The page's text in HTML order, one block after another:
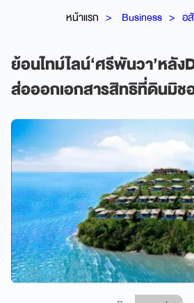
หน้าแรก Business อ
ย้อนไทม์ไลน์‘ศรีพันวา’หลั
ส่อออกเอกสารสิทธิที่ดินมิช